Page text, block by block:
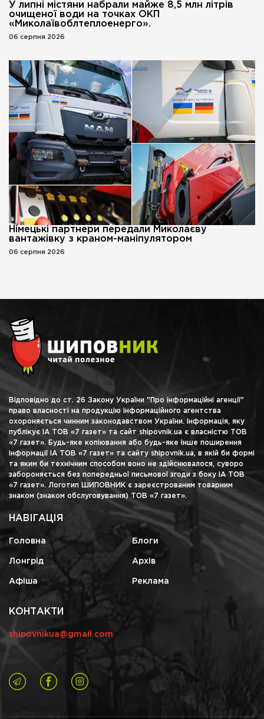
У липні містяни набрали майже 8,5 млн літрів
очищеної води на точках ОКП
«Миколаївоблтеплоенерго».
06 серпня 2026
Німецькі партнери передали Миколаєву
вантажівку з краном-маніпулятором
06 серпня 2026
Відповідно до ст. 26 Закону України "Про інформаційні агенції"
право власності на продукцію інформаційного агентства
охороняється чинним законодавством України. Інформація, яку
публікує ІА ТОВ «7 газет» та сайт shipovnik.ua є власністю ТОВ
«7 газет». Будь-яке копіювання або будь-яке інше поширення
інформації ІА ТОВ «7 газет» та сайту shipovnik.ua, в якій би формі
та яким би технічним способом воно не здійснювалося, суворо
забороняється без попередньої письмової згоди з боку ІА ТОВ
«7 газет». Логотип ШИПОВНИК є зареєстрованим товарним
знаком (знаком обслуговування) ТОВ «7 газет».
НАВІГАЦІЯ
Головна Блоги
Лонгрід Архів
Афіша Реклама
КОНТАКТИ
shipovnikua@gmail.com